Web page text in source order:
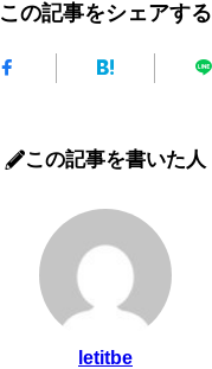
この記事をシェアする
この記事を書いた人
letitbe